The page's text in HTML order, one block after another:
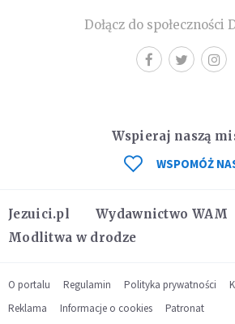
Dołącz do społeczności
Jezuici.pl Wydawnictwo WAM
Modlitwa w drodze
Wspieraj naszą
WSPOMÓŻ
O portalu Regulamin Polityka prywatności
Reklama
Informacje o cookies Patronat